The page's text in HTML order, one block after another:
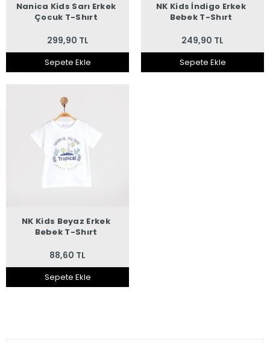
Nanica Kids Sarı Erkek
Çocuk T-Shırt
299,90 TL
Sepete Ekle
NK Kids İndigo Erkek
Bebek T-Shırt
249,90 TL
Sepete Ekle
NK Kids Beyaz Erkek
Bebek T-Shırt
88,60 TL
Sepete Ekle